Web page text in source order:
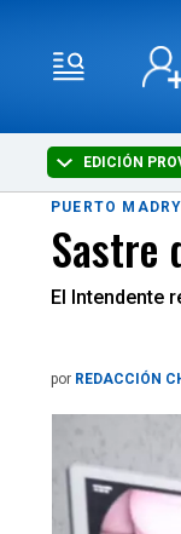
EDICIÓN
PUERTO
Sastre
El Intendente
por REDACCIÓN